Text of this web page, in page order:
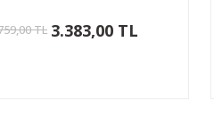
TL 3.383,00 TL